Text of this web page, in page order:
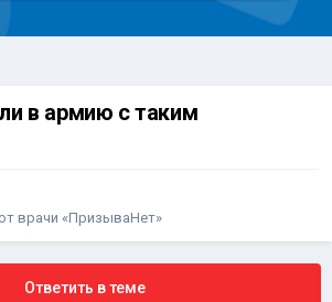
в армию с таким
врачи «ПризываНет»
Ответить в теме